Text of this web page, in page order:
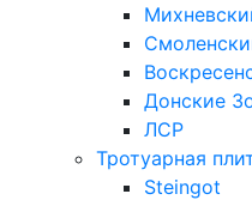
Донские
ЛСР
Тротуарная
Steingot